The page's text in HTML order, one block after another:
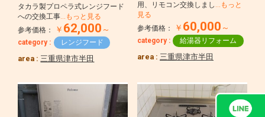
タカラ製プロペラ式レンジフード
への交換工事…もっと見る
参考価格：
￥ 62,000 ～
category : レンジフード
area : 三重県津市半田
用、リモコン交換しまし …もっと
見る
参考価格：
￥ 60,000 ～
category : 給湯器リフォーム
area : 三重県津市半田